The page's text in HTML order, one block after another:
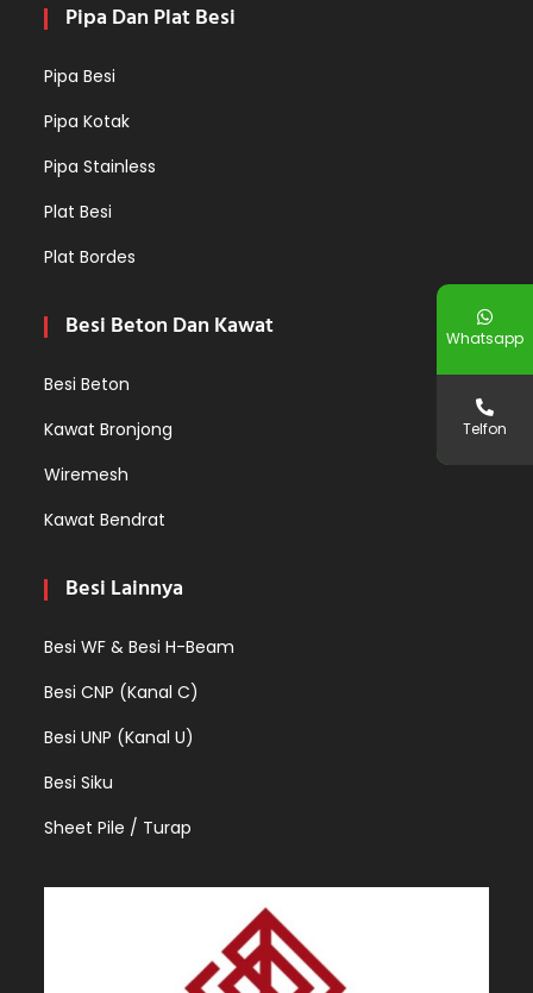
Pipa Dan Plat Besi
Pipa Besi
Pipa Kotak
Pipa Stainless
Plat Besi
Plat Bordes
Besi Beton Dan Kawat
Besi Beton
Kawat Bronjong
Wiremesh
Kawat Bendrat
Besi Lainnya
Besi WF & Besi H-Beam
Besi CNP (Kanal C)
Besi UNP (Kanal U)
Besi Siku
Sheet Pile / Turap
Whatsapp
Telfon